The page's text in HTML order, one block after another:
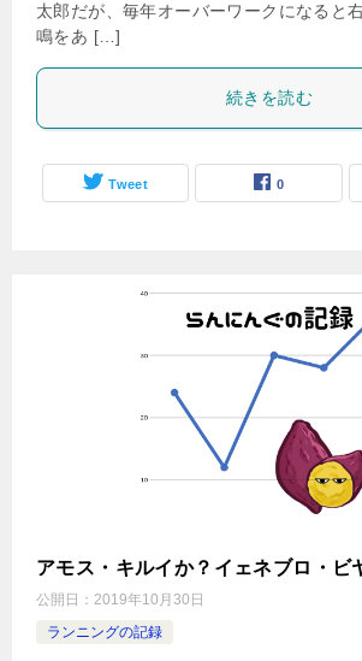
太郎だが、毎年オーバーワークになると
鳴をあ […]
続きを読む
Tweet 0
アモス・キルイか？イェネブロ・ビ
公開日： 2019年10月30日
ランニングの記録